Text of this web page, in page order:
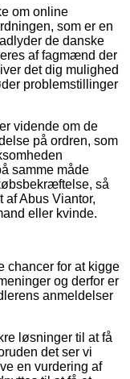
om online
som er en
de danske
af fagmænd der
det dig mulighed
problemstillinger
vidende om de
på ordren, som
samme måde
så
af Abus Viantor,
eller kvinde.
chancer for at kigge
og derfor er
anmeldelser
løsninger til at få
det ser vi
en vurdering af